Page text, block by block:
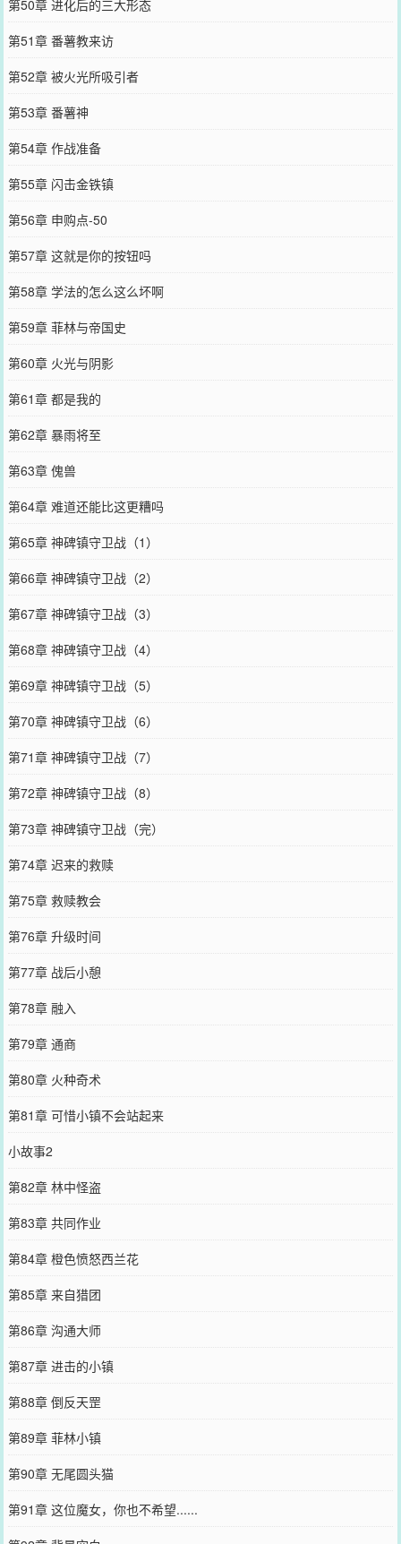
第50章 进化后的三大形态
第51章 番薯教来访
第52章 被火光所吸引者
第53章 番薯神
第54章 作战准备
第55章 闪击金铁镇
第56章 申购点-50
第57章 这就是你的按钮吗
第58章 学法的怎么这么坏啊
第59章 菲林与帝国史
第60章 火光与阴影
第61章 都是我的
第62章 暴雨将至
第63章 傀兽
第64章 难道还能比这更糟吗
第65章 神碑镇守卫战（1）
第66章 神碑镇守卫战（2）
第67章 神碑镇守卫战（3）
第68章 神碑镇守卫战（4）
第69章 神碑镇守卫战（5）
第70章 神碑镇守卫战（6）
第71章 神碑镇守卫战（7）
第72章 神碑镇守卫战（8）
第73章 神碑镇守卫战（完）
第74章 迟来的救赎
第75章 救赎教会
第76章 升级时间
第77章 战后小憩
第78章 融入
第79章 通商
第80章 火种奇术
第81章 可惜小镇不会站起来
小故事2
第82章 林中怪盗
第83章 共同作业
第84章 橙色愤怒西兰花
第85章 来自猎团
第86章 沟通大师
第87章 进击的小镇
第88章 倒反天罡
第89章 菲林小镇
第90章 无尾圆头猫
第91章 这位魔女，你也不希望......